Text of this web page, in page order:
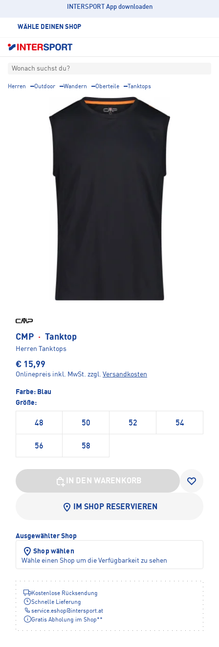
INTERSPORT App downloaden
WÄHLE DEINEN SHOP
Wonach suchst du?
Herren Outdoor Wandern Oberteile Tanktops
CMP · Tanktop
Herren Tanktops
€ 15,99
Onlinepreis inkl. MwSt. zzgl. Versandkosten
Farbe: Blau
Größe:
48 50 52 54
56 58
IN DEN WARENKORB
IM SHOP RESERVIEREN
Ausgewählter Shop
Shop wählen
Wähle einen Shop um die Verfügbarkeit zu sehen
Kostenlose Rücksendung
Schnelle Lieferung
service.eshop@intersport.at
Gratis Abholung im Shop**